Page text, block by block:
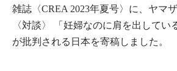
雑誌〈CREA 2023年夏号〉に、ヤマ
〈対談〉 「妊婦なのに肩を出してい
が批判される日本を寄稿しました。